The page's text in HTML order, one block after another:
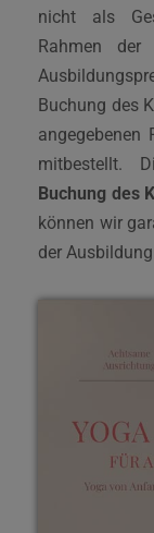
nicht als
Rahmen
Buchung des
angegebenen
mitbestellt.
Buchung des
können wir
der